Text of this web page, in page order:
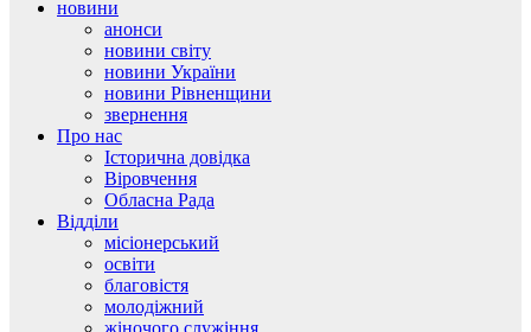
новини
анонси
новини світу
новини України
новини Рівненщини
звернення
Про нас
Історична довідка
Віровчення
Обласна Рада
Відділи
місіонерський
освіти
благовістя
молодіжний
жіночого служіння